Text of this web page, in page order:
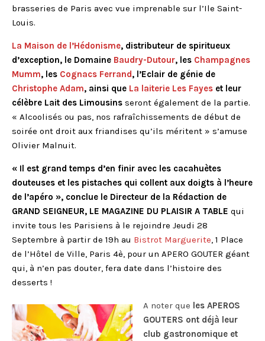
brasseries de Paris avec vue imprenable sur l’Ile Saint-
Louis.
La Maison de l’Hédonisme, distributeur de spiritueux
d’exception, le Domaine Baudry-Dutour, les Champagnes
Mumm, les Cognacs Ferrand, l’Eclair de génie de
Christophe Adam, ainsi que La laiterie Les Fayes et leur
célèbre Lait des Limousins seront également de la partie.
« Alcoolisés ou pas, nos rafraîchissements de début de
soirée ont droit aux friandises qu’ils méritent » s’amuse
Olivier Malnuit.
« Il est grand temps d’en finir avec les cacahuètes
douteuses et les pistaches qui collent aux doigts à l’heure
de l’apéro », conclue le Directeur de la Rédaction de
GRAND SEIGNEUR, LE MAGAZINE DU PLAISIR A TABLE qui
invite tous les Parisiens à le rejoindre Jeudi 28
Septembre à partir de 19h au Bistrot Marguerite, 1 Place
de l’Hôtel de Ville, Paris 4è, pour un APERO GOUTER géant
qui, à n’en pas douter, fera date dans l’histoire des
desserts !
A noter que les APEROS
GOUTERS ont déjà leur
club gastronomique et